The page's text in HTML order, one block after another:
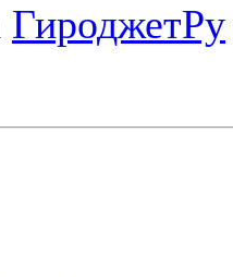
ГироджетРу